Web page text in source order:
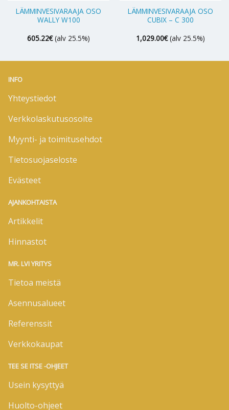
LÄMMINVESIVARAAJA OSO
WALLY W100
605.22€ (alv 25.5%)
LÄMMINVESIVARAAJA OSO
CUBIX – C 300
1,029.00€ (alv 25.5%)
INFO
Yhteystiedot
Verkkolaskutusosoite
Myynti- ja toimitusehdot
Tietosuojaseloste
Evästeet
AJANKOHTAISTA
Artikkelit
Hinnastot
MR. LVI YRITYS
Tietoa meistä
Asennusalueet
Referenssit
Verkkokaupat
TEE SE ITSE -OHJEET
Usein kysyttyä
Huolto-ohjeet